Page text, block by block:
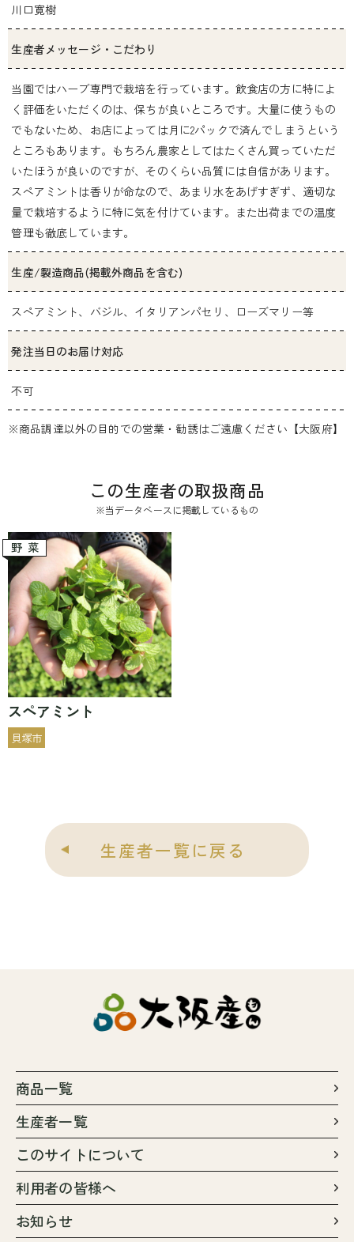
川口寛樹
生産者メッセージ・こだわり
当園ではハーブ専門で栽培を行っています。飲食店の方に特によ
く評価をいただくのは、保ちが良いところです。大量に使うもの
でもないため、お店によっては月に2パックで済んでしまうという
ところもあります。もちろん農家としてはたくさん買っていただ
いたほうが良いのですが、そのくらい品質には自信があります。
スペアミントは香りが命なので、あまり水をあげすぎず、適切な
量で栽培するように特に気を付けています。また出荷までの温度
管理も徹底しています。
生産/製造商品(掲載外商品を含む)
スペアミント、バジル、イタリアンパセリ、ローズマリー等
発注当日のお届け対応
不可
※商品調達以外の目的での営業・勧誘はご遠慮ください【大阪府】
この生産者の取扱商品
※当データベースに掲載しているもの
スペアミント
貝塚市
野菜
生産者一覧に戻る
商品一覧
生産者一覧
このサイトについて
利用者の皆様へ
お知らせ